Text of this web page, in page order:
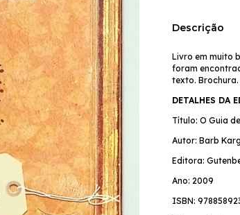
Descrição
Livro em muito
foram
texto.
DETALHES DA
Título: O Guia
Autor: Barb
Editora:
Ano: 2009
ISBN: